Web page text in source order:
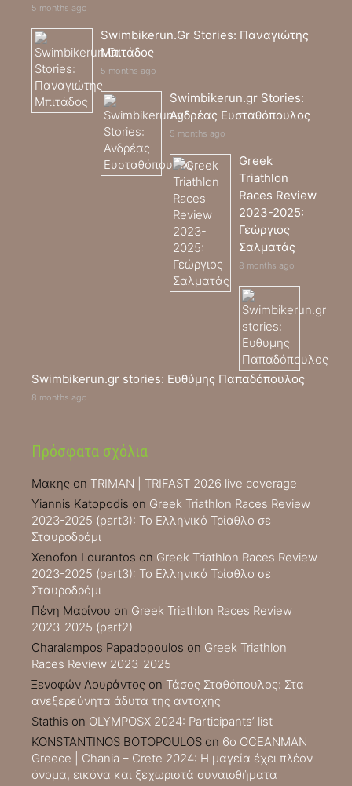
5 months ago
Swimbikerun.Gr Stories: Παναγιώτης
Μπιτάδος
5 months ago
Swimbikerun.gr Stories:
Ανδρέας Ευσταθόπουλος
5 months ago
Greek
Triathlon
Races Review
2023-2025:
Γεώργιος
Σαλματάς
8 months ago
Swimbikerun.gr stories: Ευθύμης Παπαδόπουλος
8 months ago
Πρόσφατα σχόλια
Μακης on TRIMAN | TRIFAST 2026 live coverage
Yiannis Katopodis on Greek Triathlon Races Review
2023-2025 (part3): Το Ελληνικό Τρίαθλο σε
Σταυροδρόμι
Xenofon Lourantos on Greek Triathlon Races Review
2023-2025 (part3): Το Ελληνικό Τρίαθλο σε
Σταυροδρόμι
Πένη Μαρίνου on Greek Triathlon Races Review
2023-2025 (part2)
Charalampos Papadopoulos on Greek Triathlon
Races Review 2023-2025
Ξενοφών Λουράντος on Τάσος Σταθόπουλος: Στα
ανεξερεύνητα άδυτα της αντοχής
Stathis on OLYMPOSX 2024: Participants’ list
KONSTANTINOS BOTOPOULOS on 6ο OCEANMAN
Greece | Chania – Crete 2024: Η μαγεία έχει πλέον
όνομα, εικόνα και ξεχωριστά συναισθήματα